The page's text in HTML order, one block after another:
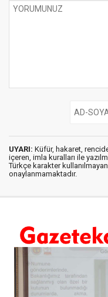
UYARI: Küfür, hakaret,
içeren, imla kuralları ile
Türkçe karakter
onaylanmamaktadır.